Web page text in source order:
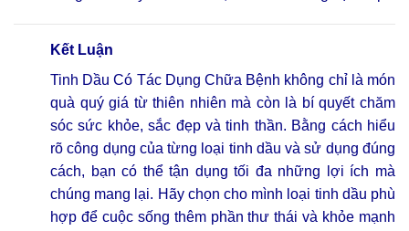
Kết Luận
Tinh Dầu Có Tác Dụng Chữa Bệnh không chỉ là món
quà quý giá từ thiên nhiên mà còn là bí quyết chăm
sóc sức khỏe, sắc đẹp và tinh thần. Bằng cách hiểu
rõ công dụng của từng loại tinh dầu và sử dụng đúng
cách, bạn có thể tận dụng tối đa những lợi ích mà
chúng mang lại. Hãy chọn cho mình loại tinh dầu phù
hợp để cuộc sống thêm phần thư thái và khỏe mạnh